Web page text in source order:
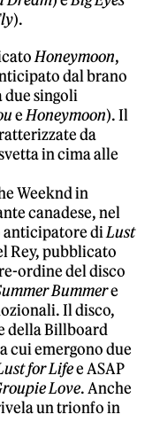
).
Honeymoon,
dal brano
due singoli
eHoneymoon). Il
da
in cima alle
Weeknd in
canadese, nel
anticipatore diLust
Rey, pubblicato
ordine del disco
Bummere
Il disco,
della Billboard
cui emergono due
for Lifee ASAP
Love. Anche
un trionfo in